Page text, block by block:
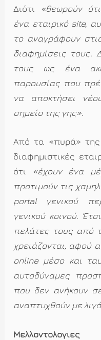
Διότι
«θεωρούν
ένα εταιρικό site,
το αναγράφουν
διαφημίσεις τους.
τους ως ένα
παρουσίας που
να αποκτήσει
σημείο της γης».
Από τα «πυρά» της
διαφημιστικές
ότι
«έχουν ένα
προτιμούν τις
portal γενικού
γενικού κοινού.
πελάτες τους από
χρειάζονται, αφού
online μέσο και
αυτοδύναμες
που δεν ανήκουν
αναπτυχθούν με
Μελλοντολογίες